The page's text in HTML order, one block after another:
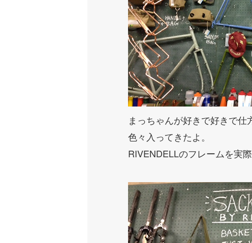
まっちゃんが好きで好きで
色々入ってきたよ。
RIVENDELLのフレームを実